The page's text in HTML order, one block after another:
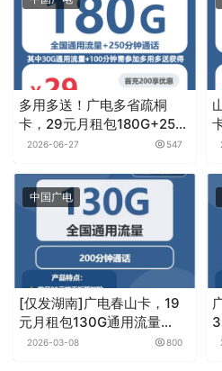
多用多送！广电多省疏桐
卡，29元月租包180G+250
分钟
2026-06-27 547
中国广电
[仅发湖南]广电春山卡，19
元月租包130G通用流量
+200分钟通话
2026-03-08 800